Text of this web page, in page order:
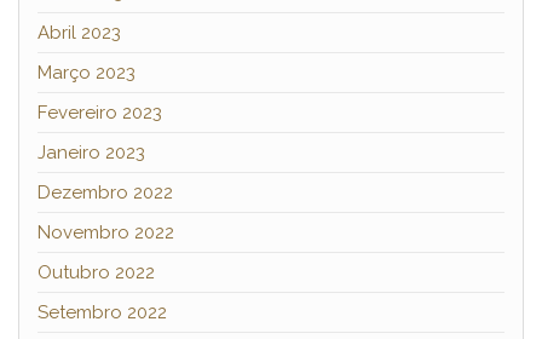
Abril 2023
Março 2023
Fevereiro 2023
Janeiro 2023
Dezembro 2022
Novembro 2022
Outubro 2022
Setembro 2022